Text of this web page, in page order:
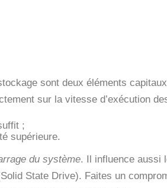
sont deux éléments
sur la vitesse d’exécution
;
supérieure.
du système. Il influence aussi
State Drive). Faites un